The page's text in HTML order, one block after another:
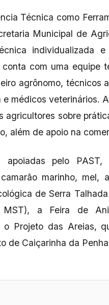
Técnica como
Municipal de
individualizada
com uma equipe
agrônomo, técnicos
e médicos veterinários.
agricultores sobre
além de apoio na
apoiadas pelo
marinho, mel,
de Serra
MST), a Feira de
o Projeto das Areias,
de Caiçarinha da